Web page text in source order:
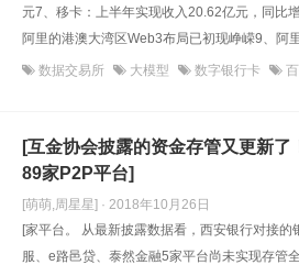
元7、移卡：上半年实现收入20.62亿元，同比
阿里的港澳大湾区Web3布局已初现峥嵘9、阿
数据交易所 大模型 数字银行卡
[互金协会披露的资金存管又更新
89家P2P平台]
[萌萌,周星星] · 2018年10月26日
[家平台。 从最新披露数据看，西安银行对接的
服、e路邑贷、泰然金融5家平台尚未实现存管